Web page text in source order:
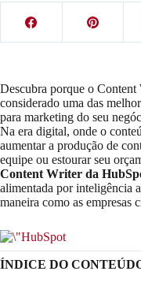
Descubra porque o
considerado uma das
para marketing do seu
Na era digital, onde o
aumentar a produção de
equipe ou estourar seu
Content Writer da
alimentada por inteligência
maneira como as empresas
ÍNDICE DO